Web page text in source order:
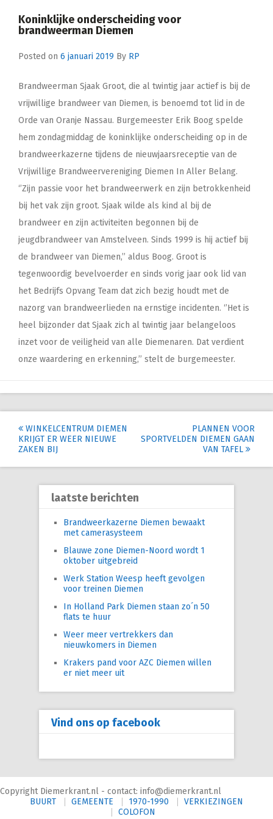
Koninklijke onderscheiding voor
brandweerman Diemen
Posted on 6 januari 2019 By RP
Brandweerman Sjaak Groot, die al twintig jaar actief is bij de
vrijwillige brandweer van Diemen, is benoemd tot lid in de
Orde van Oranje Nassau. Burgemeester Erik Boog spelde
hem zondagmiddag de koninklijke onderscheiding op in de
brandweerkazerne tijdens de nieuwjaarsreceptie van de
Vrijwillige Brandweervereniging Diemen In Aller Belang.
‘’Zijn passie voor het brandweerwerk en zijn betrokkenheid
bij het vak zijn groot. Sjaak wilde als kind al bij de
brandweer en zijn activiteiten begonnen bij de
jeugdbrandweer van Amstelveen. Sinds 1999 is hij actief bij
de brandweer van Diemen,’’ aldus Boog. Groot is
tegenwoordig bevelvoerder en sinds vorig jaar ook lid van
het Bedrijfs Opvang Team dat zich bezig houdt met de
nazorg van brandweerlieden na ernstige incidenten. ‘’Het is
heel bijzonder dat Sjaak zich al twintig jaar belangeloos
inzet voor de veiligheid van alle Diemenaren. Dat verdient
onze waardering en erkenning,’’ stelt de burgemeester.
Post
navigation
WINKELCENTRUM DIEMEN
KRIJGT ER WEER NIEUWE
ZAKEN BIJ
PLANNEN VOOR
SPORTVELDEN DIEMEN GAAN
VAN TAFEL
laatste berichten
Brandweerkazerne Diemen bewaakt
met camerasysteem
Blauwe zone Diemen-Noord wordt 1
oktober uitgebreid
Werk Station Weesp heeft gevolgen
voor treinen Diemen
In Holland Park Diemen staan zo´n 50
flats te huur
Weer meer vertrekkers dan
nieuwkomers in Diemen
Krakers pand voor AZC Diemen willen
er niet meer uit
Vind ons op facebook
Copyright Diemerkrant.nl - contact: info@diemerkrant.nl
BUURT
GEMEENTE 1970-1990
VERKIEZINGEN
COLOFON